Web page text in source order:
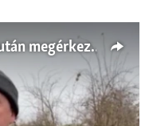
A tömeges pálinkamérgezés után megérkeztek az ukránok is
tartalom